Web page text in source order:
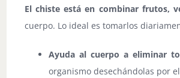
El chiste está en combinar frutos,
cuerpo. Lo ideal es tomarlos
Ayuda al cuerpo a eliminar
organismo desechándolas por